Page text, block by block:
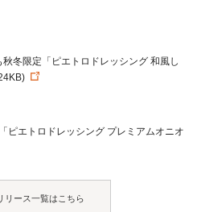
冬限定「ピエトロドレッシング 和風し
ピエトロドレッシング プレミアムオニオ
リース一覧はこちら